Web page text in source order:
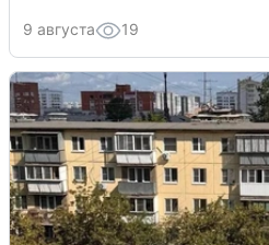
9 августа 19